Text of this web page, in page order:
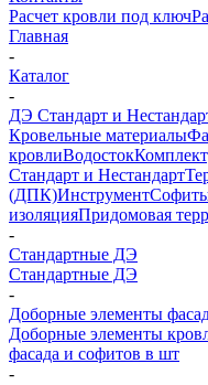
Расчет кровли под ключ
Главная
-
Каталог
-
ДЭ Стандарт и
Кровельные материалы
кровлиВодосток
Стандарт и Нестандарт
(ДПК)Инструмент
изоляцияПридомовая
-
Стандартные ДЭ
Стандартные ДЭ
-
Доборные элементы
Доборные элементы
фасада и софитов в шт
-